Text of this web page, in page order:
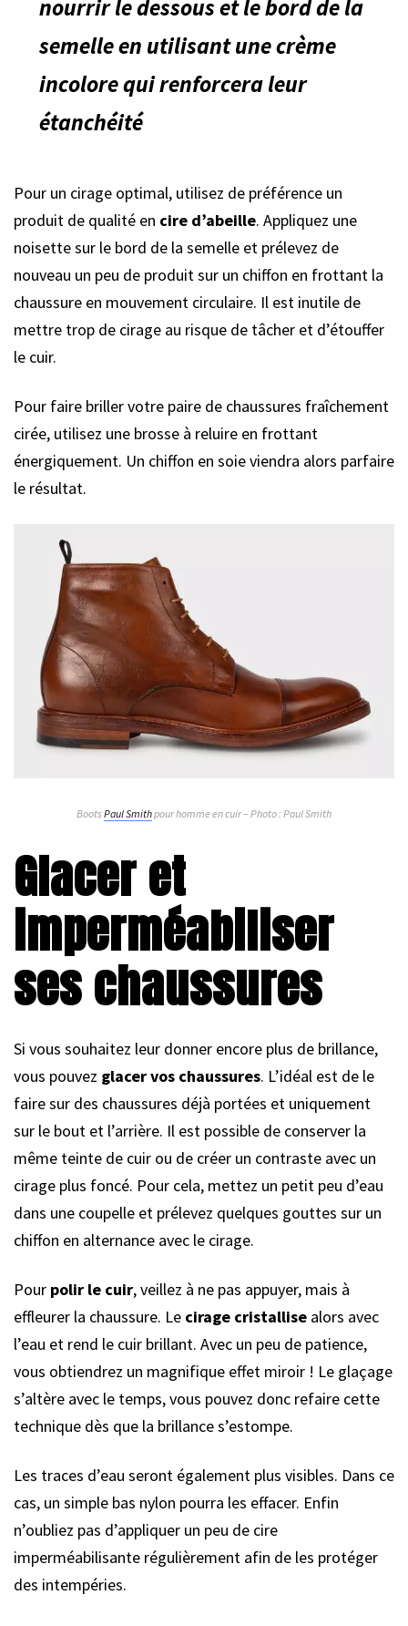
nourrir le dessous et le bord de la
semelle en utilisant une crème
incolore qui renforcera leur
étanchéité
Pour un cirage optimal, utilisez de préférence un
produit de qualité en cire d’abeille. Appliquez une
noisette sur le bord de la semelle et prélevez de
nouveau un peu de produit sur un chiffon en frottant la
chaussure en mouvement circulaire. Il est inutile de
mettre trop de cirage au risque de tâcher et d’étouffer
le cuir.
Pour faire briller votre paire de chaussures fraîchement
cirée, utilisez une brosse à reluire en frottant
énergiquement. Un chiffon en soie viendra alors parfaire
le résultat.
Boots Paul Smithpour homme en cuir – Photo : Paul Smith
Glacer et
imperméabiliser
ses chaussures
Si vous souhaitez leur donner encore plus de brillance,
vous pouvez glacer vos chaussures. L’idéal est de le
faire sur des chaussures déjà portées et uniquement
sur le bout et l’arrière. Il est possible de conserver la
même teinte de cuir ou de créer un contraste avec un
cirage plus foncé. Pour cela, mettez un petit peu d’eau
dans une coupelle et prélevez quelques gouttes sur un
chiffon en alternance avec le cirage.
Pour polir le cuir, veillez à ne pas appuyer, mais à
effleurer la chaussure. Le cirage cristallise alors avec
l’eau et rend le cuir brillant. Avec un peu de patience,
vous obtiendrez un magnifique effet miroir ! Le glaçage
s’altère avec le temps, vous pouvez donc refaire cette
technique dès que la brillance s’estompe.
Les traces d’eau seront également plus visibles. Dans ce
cas, un simple bas nylon pourra les effacer. Enfin
n’oubliez pas d’appliquer un peu de cire
imperméabilisante régulièrement afin de les protéger
des intempéries.